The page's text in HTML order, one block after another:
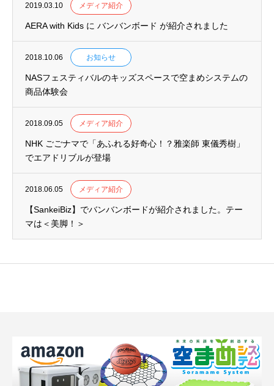
2019.03.10 メディア紹介
AERA with Kids に バンバンボード が紹介されました
2018.10.06 お知らせ
NASフェスティバルのキッズスペースで空まめシステムの
商品体験会
2018.09.05 メディア紹介
NHK ごごナマで「あふれる好奇心！？雅楽師 東儀秀樹」
でエアドリブルが登場
2018.06.05 メディア紹介
【SankeiBiz】でバンバンボードが紹介されました。テー
マは＜美脚！＞